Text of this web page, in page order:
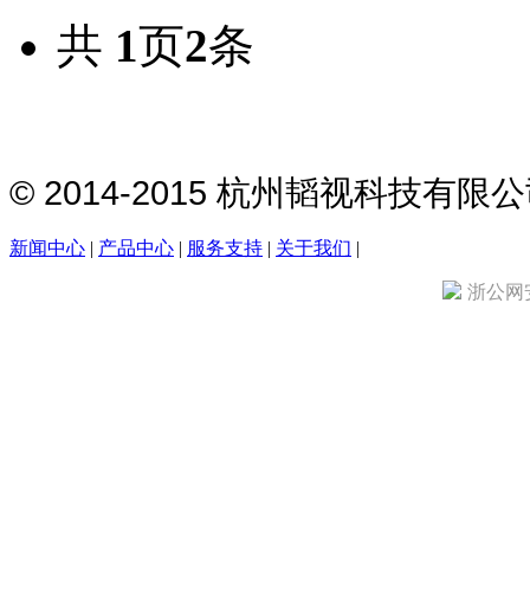
共 1页2条
© 2014-2015 杭州韬视科技有限
新闻中心 | 产品中心 | 服务支持 | 关于我们 |
浙公网